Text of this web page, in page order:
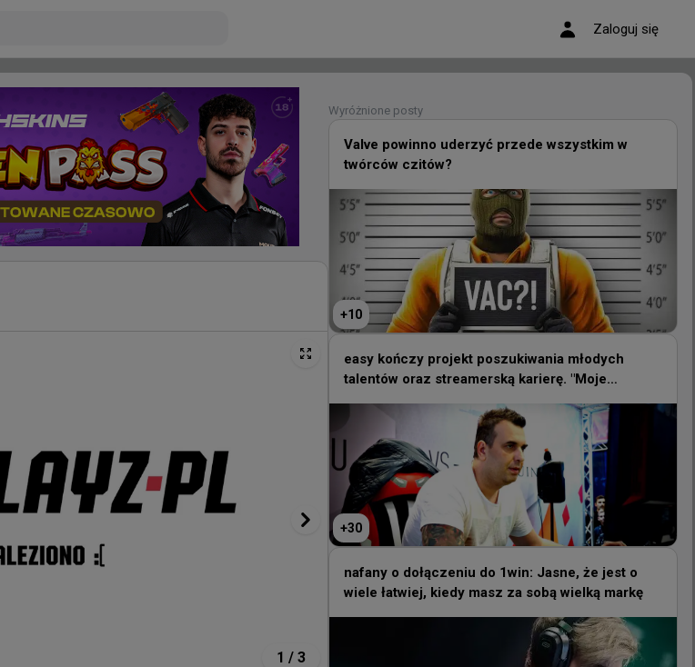
Zaloguj się
Valve powinno uderzyć przede wszystkim w
twórców czitów?
easy kończy projekt poszukiwania młodych
talentów oraz streamerską karierę. "Moje
priorytety są dziś w zupełnie innym miejscu"
+ 30
nafany o dołączeniu do 1win: Jasne, że jest o
wiele łatwiej, kiedy masz za sobą wielką markę
1 / 3
Wyróżnione posty
Valve powinno uderzyć przede wszystkim w
twórców czitów?
+10
easy kończy projekt poszukiwania młodych
talentów oraz streamerską karierę. "Moje
+30
nafany o dołączeniu do 1win: Jasne, że jest o
wiele łatwiej, kiedy masz za sobą wielką markę